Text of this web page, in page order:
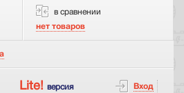
в сравнении
нет товаров
Lite! версия Вход